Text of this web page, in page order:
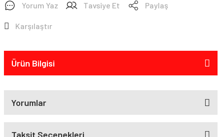
Yorum Yaz Tavsiye Et Paylaş
Karşılaştır
Ürün Bilgisi
Yorumlar
Taksit Seçenekleri